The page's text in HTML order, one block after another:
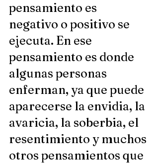
pensamiento es
negativo o positivo se
ejecuta. En ese
pensamiento es donde
algunas personas
enferman, ya que puede
aparecerse la envidia, la
avaricia, la soberbia, el
resentimiento y muchos
otros pensamientos que